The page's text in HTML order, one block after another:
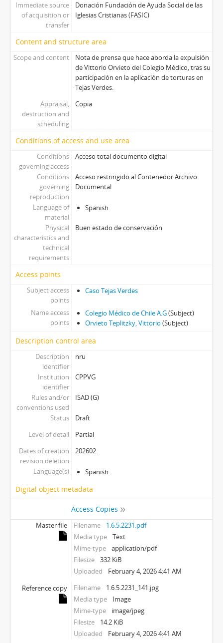
Immediate source
of acquisition or
transfer
Donación Fundación de Ayuda Social de las
Iglesias Cristianas (FASIC)
Content and structure area
Scope and content
Nota de prensa que hace aborda la expulsión
de Vittorio Orvieto del Colegio Médico, tras su
participación en la aplicación de torturas en
Tejas Verdes.
Appraisal,
destruction and
scheduling
Copia
Conditions of access and use area
Conditions
governing access
Acceso total documento digital
Conditions
governing
reproduction
Acceso restringido al Contenedor Archivo
Documental
Language of
material
Spanish
Physical
characteristics and
technical
requirements
Buen estado de conservación
Access points
Subject access
points
Caso Tejas Verdes
Name access
points
Colegio Médico de Chile A.G(Subject)
Orvieto Teplitzky, Vittorio (Subject)
Description control area
Description
identifier
nru
Institution
identifier
CPPVG
Rules and/or
conventions used
ISAD (G)
Status
Draft
Level of detail
Partial
Dates of creation
revision deletion
202602
Language(s) Spanish
Digital object metadata
Access Copies
Master file Filename
1.6.5.2231.pdf
Media type
Text
Mime-type
application/pdf
Filesize
332 KiB
Uploaded
February 4, 2026 4:41 AM
Reference copy
Filename
1.6.5.2231_141.jpg
Media type
Image
Mime-type
image/jpeg
Filesize
14.2 KiB
Uploaded
February 4, 2026 4:41 AM